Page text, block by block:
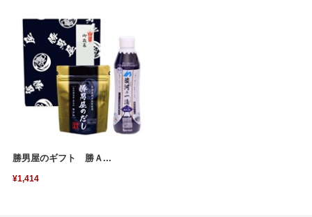
勝男屋のギフト 勝Ａ...
¥1,414